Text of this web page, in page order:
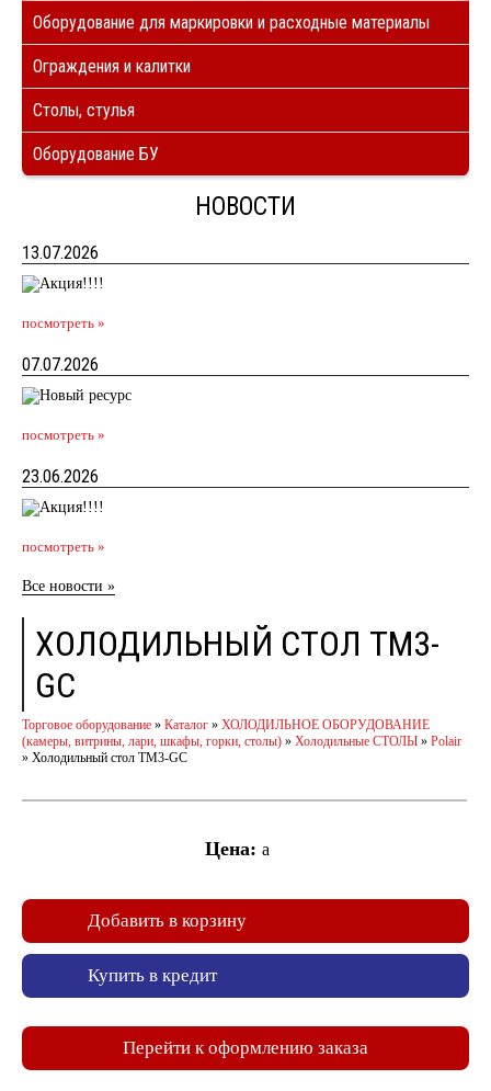
Оборудование для маркировки и расходные материалы
Ограждения и калитки
Столы, стулья
Оборудование БУ
НОВОСТИ
13.07.2026
посмотреть »
07.07.2026
посмотреть »
23.06.2026
посмотреть »
Все новости »
ХОЛОДИЛЬНЫЙ СТОЛ TM3-
GС
Торговое оборудование » Каталог » ХОЛОДИЛЬНОЕ ОБОРУДОВАНИЕ
(камеры, витрины, лари, шкафы, горки, столы) » Холодильные СТОЛЫ » Polair
» Холодильный стол TM3-GС
Цена: a
Добавить в корзину
Купить в кредит
Перейти к оформлению заказа